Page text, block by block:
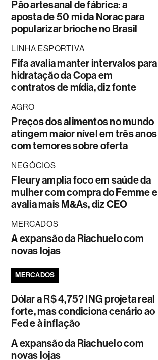
Pão artesanal de fábrica: a
aposta de 50 mi da Norac para
popularizar brioche no Brasil
LINHA ESPORTIVA
Fifa avalia manter intervalos para
hidratação da Copa em
contratos de mídia, diz fonte
AGRO
Preços dos alimentos no mundo
atingem maior nível em três anos
com temores sobre oferta
NEGÓCIOS
Fleury amplia foco em saúde da
mulher com compra do Femme e
avalia mais M&As, diz CEO
MERCADOS
A expansão da Riachuelo com
novas lojas
MERCADOS
Dólar a R$ 4,75? ING projeta real
forte, mas condiciona cenário ao
Fed e à inflação
A expansão da Riachuelo com
novas lojas